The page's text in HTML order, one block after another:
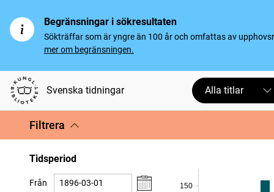
Begränsningar i sökresultaten
Sökträffar som är yngre än 100 år och omfattas av
mer om begränsningen.
Svenska tidningar Alla titlar
Filtrera
Tidsperiod
Från 150